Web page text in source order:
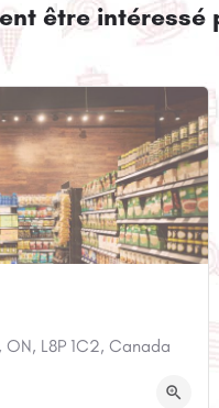
être intéressé
L8P 1C2, Canada